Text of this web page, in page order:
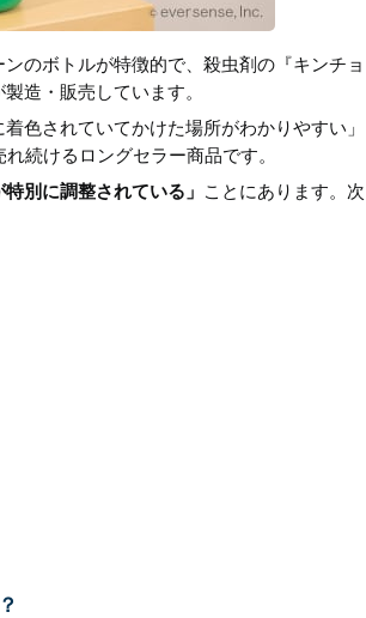
のボトルが特徴的で、殺虫剤の『キンチョ
造・販売しています。
色されていてかけた場所がわかりやすい」
続けるロングセラー商品です。
特別に調整されている」 ことにあります。次